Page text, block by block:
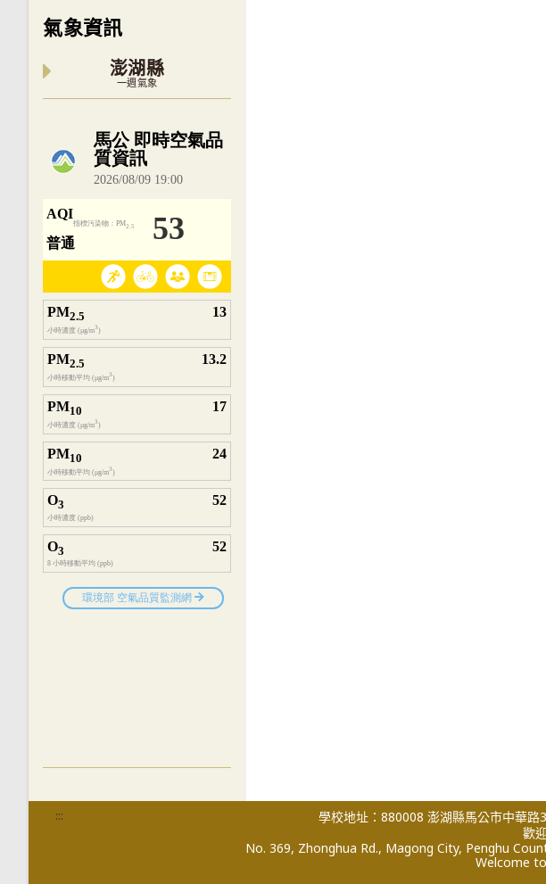
氣象資訊
澎湖縣
一週氣象
內嵌空氣品質小工具為視覺預覽，完整即時空氣品質資料請開啟
::: 學校地址：880008 澎湖縣馬公市中華路
歡
No. 369, Zhonghua Rd., Magong City, Penghu
Welcome